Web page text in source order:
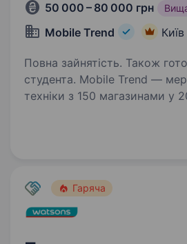
50 000 – 80 000 грн
Mobile Trend Київ
Повна зайнятість. Також
студента. Mobile Trend — мережа магазинів
техніки з 150 магазинами у
Гаряча